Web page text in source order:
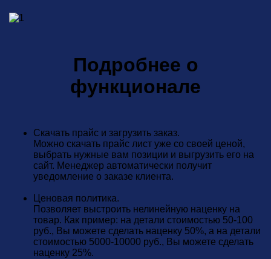
Подробнее о
функционале
Скачать прайс и загрузить заказ.
Можно скачать прайс лист уже со своей ценой,
выбрать нужные вам позиции и выгрузить его на
сайт. Менеджер автоматически получит
уведомление о заказе клиента.
Ценовая политика.
Позволяет выстроить нелинейную наценку на
товар. Как пример: на детали стоимостью 50-100
руб., Вы можете сделать наценку 50%, а на детали
стоимостью 5000-10000 руб., Вы можете сделать
наценку 25%.